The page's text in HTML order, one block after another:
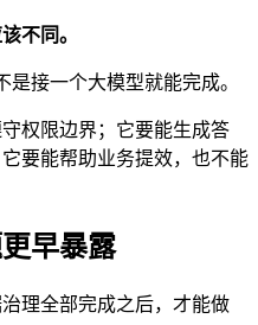
不同。
是接一个大模型就能完成。
权限边界；它要能生成答
要能帮助业务提效，也不能
早暴露
理全部完成之后，才能做